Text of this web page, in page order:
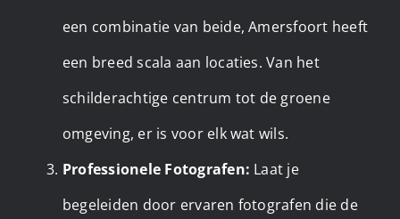
een combinatie van beide, Amersfoort heeft
een breed scala aan locaties. Van het
schilderachtige centrum tot de groene
omgeving, er is voor elk wat wils.
Professionele Fotografen: Laat je
begeleiden door ervaren fotografen die de